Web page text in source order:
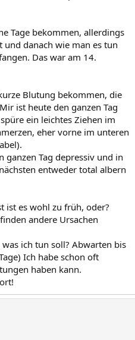
Tage bekommen, allerdings
und danach wie man es tun
Das war am 14.
Blutung bekommen, die
ist heute den ganzen Tag
ein leichtes Ziehen im
eher vorne im unteren
ganzen Tag depressiv und in
entweder total albern
ist es wohl zu früh, oder?
andere Ursachen
ich tun soll? Abwarten bis
Ich habe schon oft
haben kann.